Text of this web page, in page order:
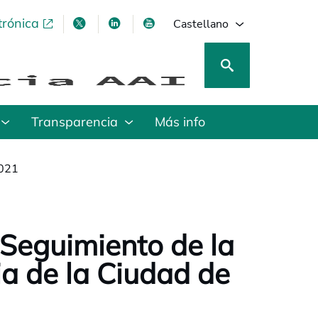
abre en una pestaña nueva
se abre en una pestaña nueva
se abre en una pestaña nueva
se abre en una pestaña
Castellano
Transparencia Más info
de la
de la Ciudad de